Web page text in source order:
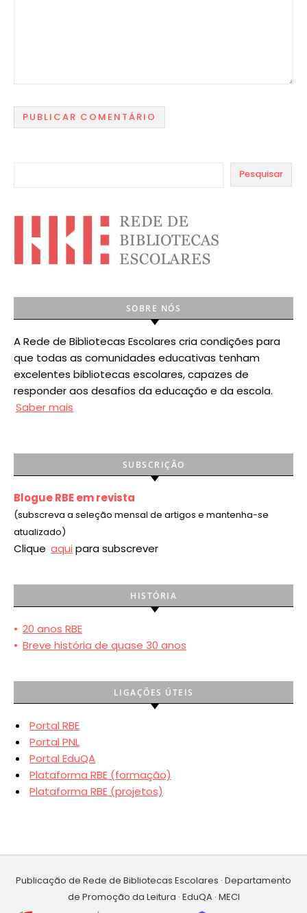
Pesquisar
SOBRE NÓS
A Rede de Bibliotecas Escolares cria condições para
que todas as comunidades educativas tenham
excelentes bibliotecas escolares, capazes de
responder aos desafios da educação e da escola.
Saber mais
SUBSCRIÇÃO
Blogue RBE em revista
(subscreva a seleção mensal de artigos e mantenha-se
atualizado)
Clique aqui para subscrever
HISTÓRIA
• 20 anos RBE
• Breve história de quase 30 anos
LIGAÇÕES ÚTEIS
Portal RBE
Portal PNL
Portal EduQA
Plataforma RBE (formação)
Plataforma RBE (projetos)
Publicação de Rede de Bibliotecas Escolares · Departamento
de Promoção da Leitura · EduQA · MECI